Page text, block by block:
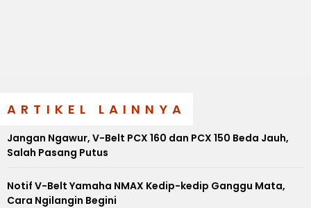
ARTIKEL LAINNYA
Jangan Ngawur, V-Belt PCX 160 dan PCX 150 Beda Jauh,
Salah Pasang Putus
Notif V-Belt Yamaha NMAX Kedip-kedip Ganggu Mata,
Cara Ngilangin Begini